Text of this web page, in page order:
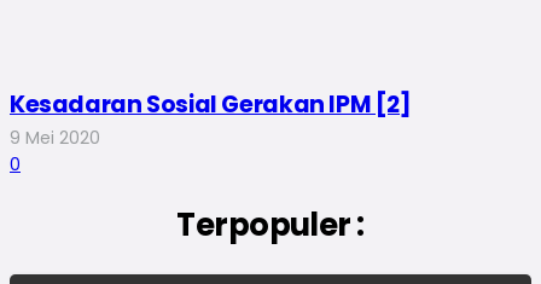
Kesadaran Sosial Gerakan IPM [2]
9 Mei 2020
0
Terpopuler :